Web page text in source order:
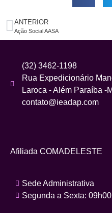
ANTERIOR
Ação Social AASA
(32) 3462-1198
Rua Expedicionário
Laroca - Além Paraíba -
contato@ieadap.com
Afiliada COMADELESTE
Sede Administrativa
Segunda a Sexta: